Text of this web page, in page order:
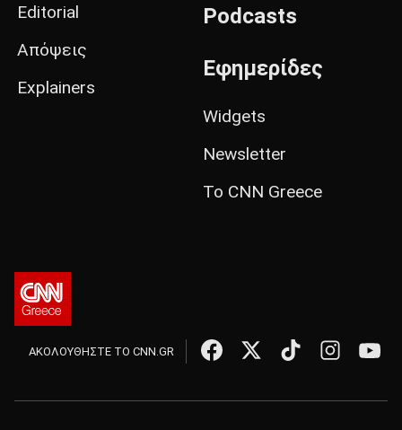
Editorial
Απόψεις
Explainers
Podcasts
Εφημερίδες
Widgets
Newsletter
Το CNN Greece
ΑΚΟΛΟΥΘΗΣΤΕ ΤΟ CNN.GR